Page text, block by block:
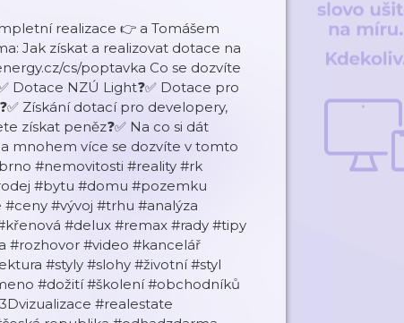
realizace 👉 a Tomášem
Jak získat a realizovat dotace na
cs/poptavka Co se dozvíte
Dotace NZÚ Light❓✅ Dotace pro
Získání dotací pro developery,
získat peněz❓✅ Na co si dát
mnohem více se dozvíte v tomto
#nemovitosti #reality #rk
#bytu #domu #pozemku
#vývoj #trhu #analýza
#delux #remax #rady #tipy
#rozhovor #video #kancelář
#styly #slohy #životní #styl
#dožití #školení #obchodníků
#realestate